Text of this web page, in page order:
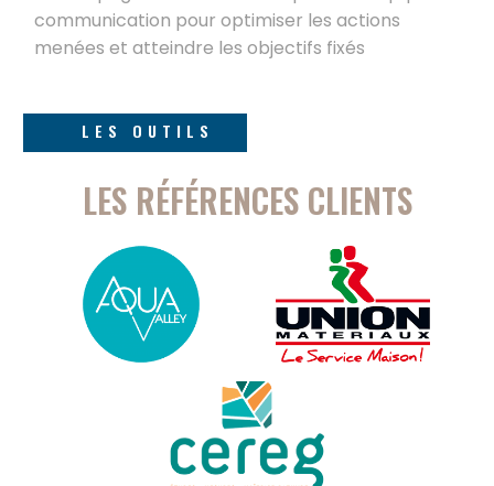
communication pour optimiser les actions
menées et atteindre les objectifs fixés
LES OUTILS
LES RÉFÉRENCES CLIENTS